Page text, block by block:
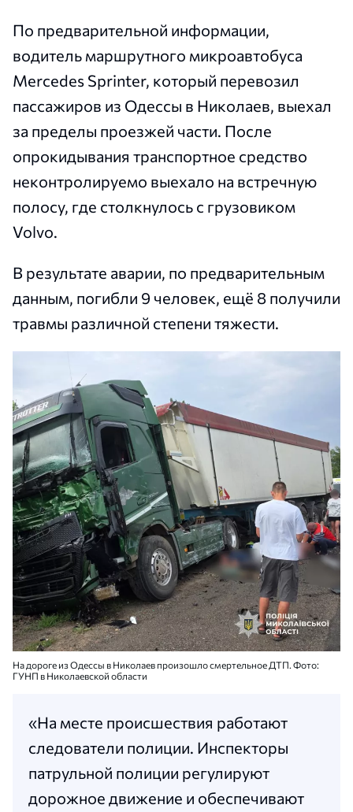
По предварительной информации,
водитель маршрутного микроавтобуса
Mercedes Sprinter, который перевозил
пассажиров из Одессы в Николаев, выехал
за пределы проезжей части. После
опрокидывания транспортное средство
неконтролируемо выехало на встречную
полосу, где столкнулось с грузовиком
Volvo.
В результате аварии, по предварительным
данным, погибли 9 человек, ещё 8 получили
травмы различной степени тяжести.
На дороге из Одессы в Николаев произошло смертельное ДТП. Фото:
ГУНП в Николаевской области
«На месте происшествия работают
следователи полиции. Инспекторы
патрульной полиции регулируют
дорожное движение и обеспечивают